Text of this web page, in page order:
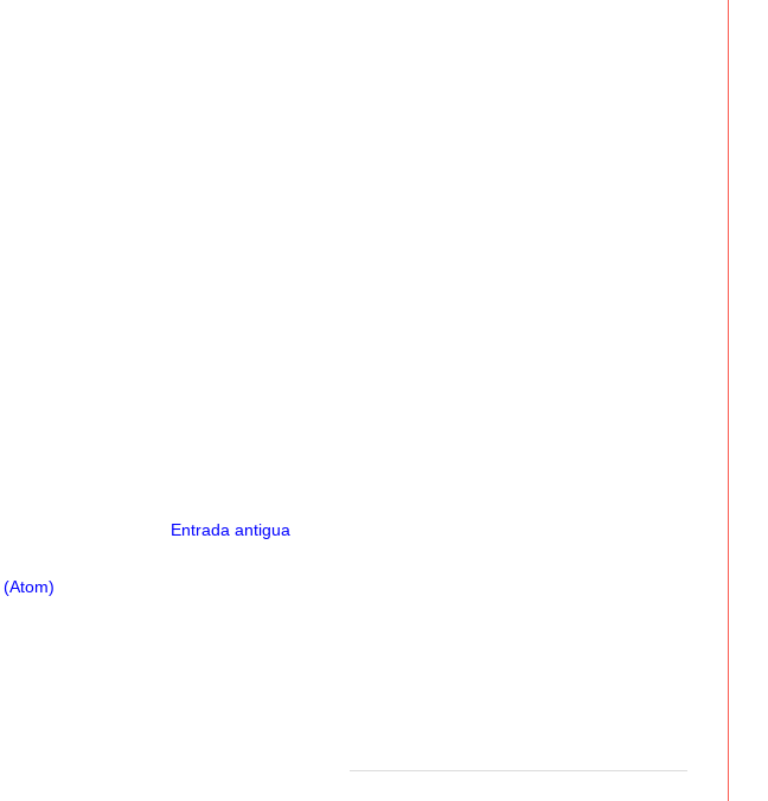
Entrada antigua